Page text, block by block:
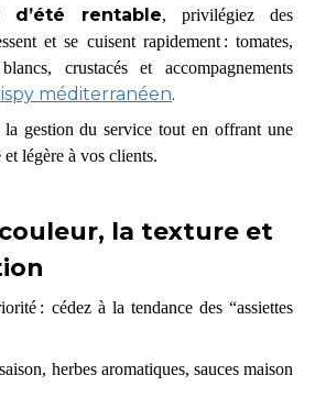
rentable, privilégiez des
et se cuisent rapidement : tomates,
crustacés et accompagnements
méditerranéen.
gestion du service tout en offrant une
légère à vos clients.​
la texture et
: cédez à la tendance des “assiettes
herbes aromatiques, sauces maison